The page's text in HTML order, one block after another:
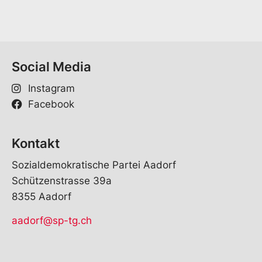
Social Media
Instagram
Facebook
Kontakt
Sozialdemokratische Partei Aadorf
Schützenstrasse 39a
8355 Aadorf
aadorf@sp-tg.ch